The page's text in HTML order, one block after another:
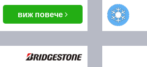
виж повече